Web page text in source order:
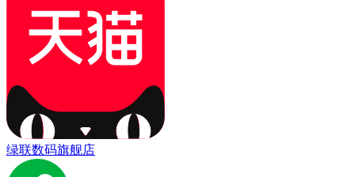
绿联数码旗舰店